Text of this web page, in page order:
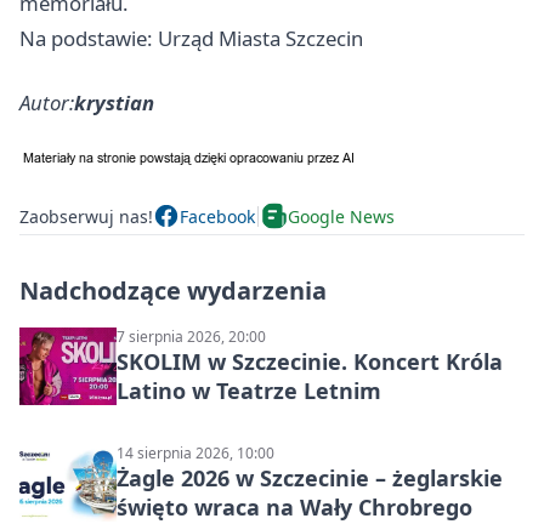
Na podstawie: Urząd Miasta Szczecin
Autor:krystian
Zaobserwuj nas! Facebook Google News
Nadchodzące wydarzenia
7 sierpnia 2026, 20:00
SKOLIM w Szczecinie. Koncert Króla
Latino w Teatrze Letnim
14 sierpnia 2026, 10:00
Żagle 2026 w Szczecinie – żeglarskie
święto wraca na Wały Chrobrego